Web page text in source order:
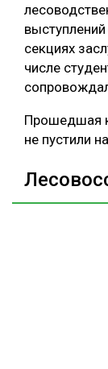
секциях
числе
Прошедшая
не пустили